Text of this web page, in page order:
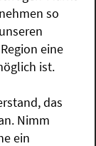
so
eine
ist.
das
Nimm
ein